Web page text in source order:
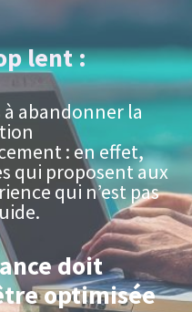
lent :
abandonner la
: en effet,
qui proposent aux
qui n’est pas
doit
optimisée